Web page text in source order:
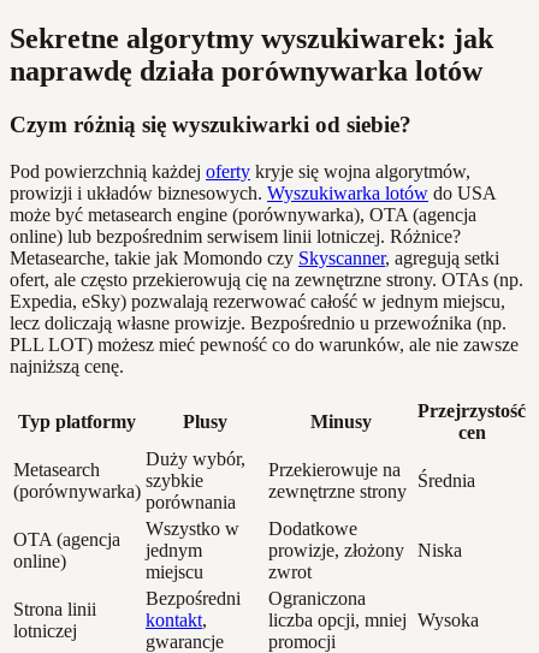
Sekretne algorytmy wyszukiwarek: jak
naprawdę działa porównywarka lotów
Czym różnią się wyszukiwarki od siebie?
Pod powierzchnią każdej oferty kryje się wojna algorytmów,
prowizji i układów biznesowych. Wyszukiwarka lotów do USA
może być metasearch engine (porównywarka), OTA (agencja
online) lub bezpośrednim serwisem linii lotniczej. Różnice?
Metasearche, takie jak Momondo czy Skyscanner, agregują setki
ofert, ale często przekierowują cię na zewnętrzne strony. OTAs (np.
Expedia, eSky) pozwalają rezerwować całość w jednym miejscu,
lecz doliczają własne prowizje. Bezpośrednio u przewoźnika (np.
PLL LOT) możesz mieć pewność co do warunków, ale nie zawsze
najniższą cenę.
Typ platformy Plusy Minusy
Przejrzystość
cen
Metasearch
(porównywarka)
Duży wybór,
szybkie
porównania
Przekierowuje na
zewnętrzne strony
Średnia
OTA (agencja
online)
Wszystko w
jednym
miejscu
Dodatkowe
prowizje, złożony
zwrot
Niska
Strona linii
lotniczej
Bezpośredni
kontakt,
gwarancje
Ograniczona
liczba opcji, mniej
promocji
Wysoka